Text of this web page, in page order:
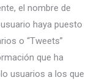
el nombre de
haya puesto
o “Tweets”
que ha
usuarios a los que